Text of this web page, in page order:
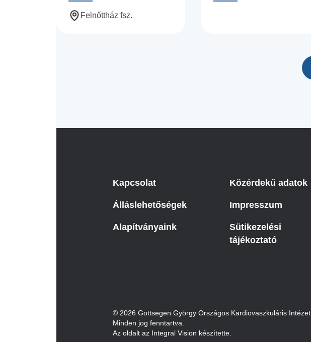
Felnőttház fsz.
Kapcsolat
Álláslehetőségek
Alapítványaink
Közérdekű adatok
Impresszum
Sütikezelési
tájékoztató
© 2026 Gottsegen György Országos Kardiovaszkuláris Intézet.
Minden jog fenntartva.
Az oldalt az Integral Vision készítette.